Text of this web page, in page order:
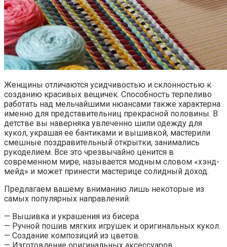
Женщины отличаются усидчивостью и склонностью к
созданию красивых вещичек. Способность терпеливо
работать над мельчайшими нюансами также характерна
именно для представительниц прекрасной половины. В
детстве вы наверняка увлеченно шили одежду для
кукол, украшая ее бантиками и вышивкой, мастерили
смешные поздравительный открытки, занимались
рукоделием. Все это чрезвычайно ценится в
современном мире, называется модным словом «хэнд-
мейд» и может принести мастерице солидный доход.
Предлагаем вашему вниманию лишь некоторые из
самых популярных направлений:
— Вышивка и украшения из бисера.
— Ручной пошив мягких игрушек и оригинальных кукол.
— Создание композиций из цветов.